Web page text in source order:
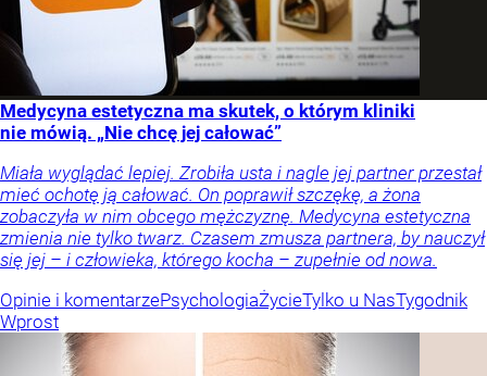
Medycyna estetyczna ma skutek, o którym kliniki
nie mówią. „Nie chcę jej całować”
Miała wyglądać lepiej. Zrobiła usta i nagle jej partner przestał
mieć ochotę ją całować. On poprawił szczękę, a żona
zobaczyła w nim obcego mężczyznę. Medycyna estetyczna
zmienia nie tylko twarz. Czasem zmusza partnera, by nauczył
się jej – i człowieka, którego kocha – zupełnie od nowa.
Opinie i komentarzePsychologiaŻycieTylko u NasTygodnik
Wprost